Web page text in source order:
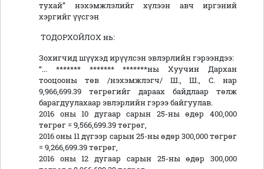
тухай” нэхэмжлэлийг хүлээн авч иргэний
хэргийг үүсгэн
ТОДОРХОЙЛОХ нь:
Зохигчид шүүхэд ирүүлсэн эвлэрлийн гэрээндээ:
“... ******* ******* *******ны Хуучин Дархан
тооцооны төв /нэхэмжлэгч/ Ш., Ш., С. нар
9,966,699.39 төгрөгийг дараах байдлаар төлж
барагдуулахаар эвлэрлийн гэрээ байгуулав.
2016 оны 10 дугаар сарын 25-ны өдөр 400,000
төгрөг = 9,566,699.39 төгрөг,
2016 оны 11 дүгээр сарын 25-ны өдөр 300,000 төгрөг
= 9,266,699.39 төгрөг,
2016 оны 12 дугаар сарын 25-ны өдөр 300,000